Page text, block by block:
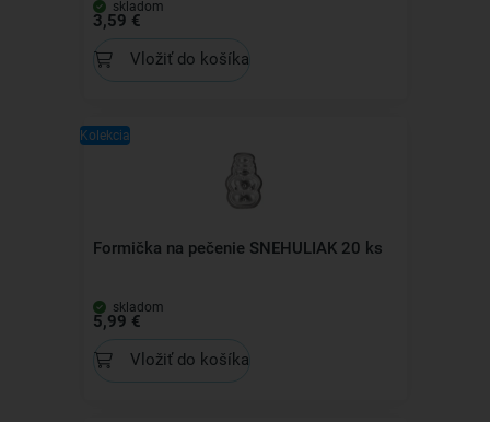
skladom
3,59 €
Vložiť do košíka
Kolekcia
Formička na pečenie SNEHULIAK 20 ks
skladom
5,99 €
Vložiť do košíka